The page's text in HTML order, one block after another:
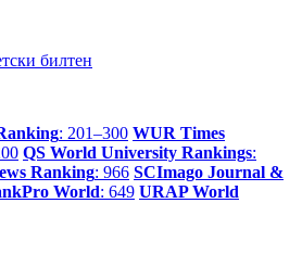
билтен
: 201–300 WUR Times
QS World University Rankings:
Ranking: 966 SCImago Journal &
World: 649 URAP World